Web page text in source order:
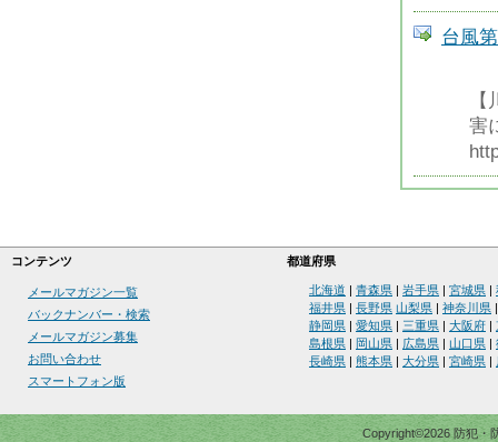
台風
害
コンテンツ 都道府県
メールマガジン一覧
バックナンバー・検索
メールマガジン募集
お問い合わせ
スマートフォン版
北海道 青森県 岩手県 宮城県
福井県
長野県 山梨県 神奈川県
静岡県
愛知県 三重県 大阪府
島根県
岡山県 広島県 山口県
長崎県
熊本県 大分県 宮崎県
Copyright©2026 防犯・